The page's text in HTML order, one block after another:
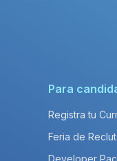
Para
Registra tu
Feria de
Developer